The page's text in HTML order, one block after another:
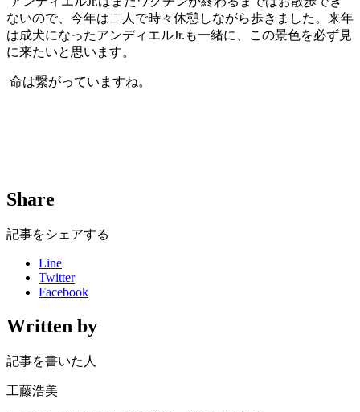
ないので、今年は二人で時々休憩しながら歩きました。来年
は成犬になったアンディエルJr. も一緒に、この景色を必ず見
に来たいと思います。
命は繋がっていますね。
Share
記事をシェアする
Line
Twitter
Facebook
Written by
記事を書いた人
工藤浩美